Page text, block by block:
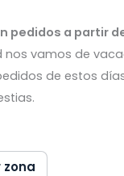
pedidos a partir
nos vamos de
de estos